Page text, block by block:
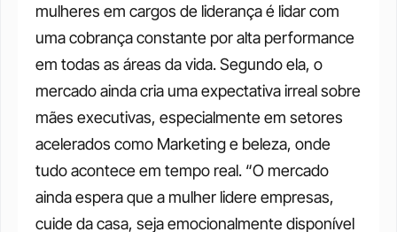
mulheres em cargos de liderança é lidar com
uma cobrança constante por alta performance
em todas as áreas da vida. Segundo ela, o
mercado ainda cria uma expectativa irreal sobre
mães executivas, especialmente em setores
acelerados como Marketing e beleza, onde
tudo acontece em tempo real. “O mercado
ainda espera que a mulher lidere empresas,
cuide da casa, seja emocionalmente disponível